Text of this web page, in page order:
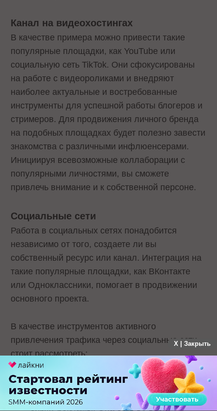
Канал на видеохостингах
В качестве примера можно привести такие
популярные площадки, как YouTube или
социальную сеть TikTok. Они сфокусированы
на работе с видеороликами и внедряют
наиболее актуальные и востребованные
инструменты для успешной работы блогеров и
стримеров. Для продвижения личного бренда
на подобных площадках будет полезно завести
знакомства с различными инфлюенсерами.
Инициируя всевозможные коллаборации с
популярными личностями, вы сможете
привлечь внимание и к собственной персоне.
Социальные сети
Работа в социальных сетях понадобится
независимо от того, создаете ли вы
собственный ресурс или канал. Интеграция на
такие популярные площадки, как ВКонтакте
или Одноклассники, помогает в продвижении
основного проекта.
В качестве инструментов активного
привлечения трафика через социальные сети
стоит рассмотреть:
Платное продвижение– привлекайте
новых подписчиков через внутреннюю
биржу рекламы. Она есть во всех
X | Закрыть